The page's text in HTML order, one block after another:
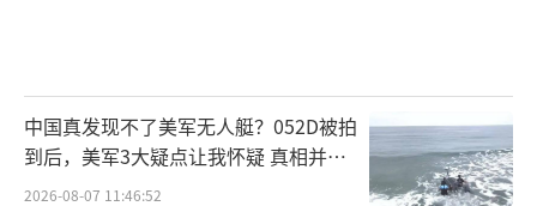
中国真发现不了美军无人艇？052D被拍
到后，美军3大疑点让我怀疑 真相并非
如此
2026-08-07 11:46:52